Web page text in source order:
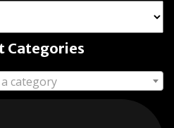
Categories
a category